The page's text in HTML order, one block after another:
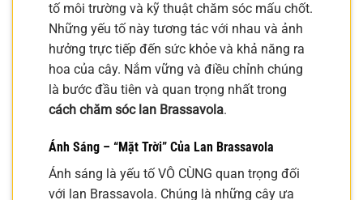
tố môi trường và kỹ thuật chăm sóc mấu chốt.
Những yếu tố này tương tác với nhau và ảnh
hưởng trực tiếp đến sức khỏe và khả năng ra
hoa của cây. Nắm vững và điều chỉnh chúng
là bước đầu tiên và quan trọng nhất trong
cách chăm sóc lan Brassavola.
Ánh Sáng – “Mặt Trời” Của Lan Brassavola
Ánh sáng là yếu tố VÔ CÙNG quan trọng đối
với lan Brassavola. Chúng là những cây ưa